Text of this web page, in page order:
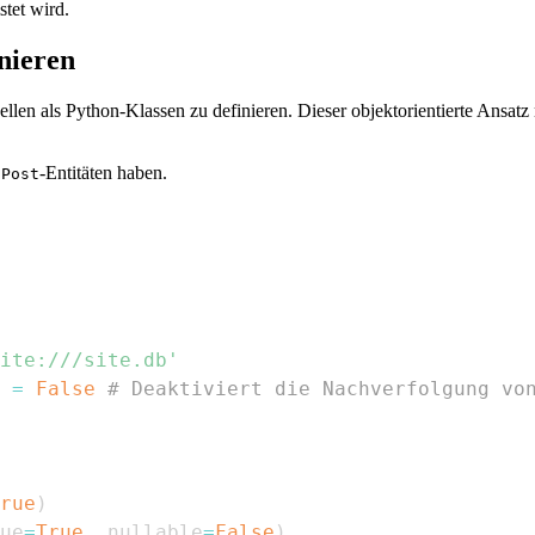
wird.
als Python-Klassen zu definieren. Dieser objektorientierte
Post-Entitäten haben.
site.db'
=
False # Deaktiviert die Nachverfolgung von
)